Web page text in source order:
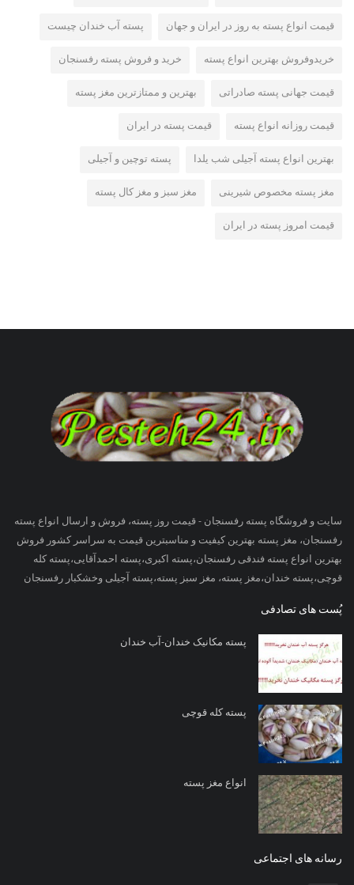
قیمت انواع پسته به روز در ایران و جهان پسته آب خندان چیست
خریدوفروش بهترین انواع پسته خرید و فروش پسته رفسنجان
قیمت جهانی پسته صادراتی بهترین و ممتازترین مغز پسته
قیمت روزانه انواع پسته قیمت پسته در ایران
بهترین انواع پسته آجیلی شب یلدا پسته توچین و آجیلی
مغز پسته مخصوص شیرینی مغز سبز و مغز کال پسته
قیمت امروز پسته در ایران
سایت و فروشگاه پسته رفسنجان - قیمت روز پسته، فروش و ارسال انواع پسته
رفسنجان، مغز پسته بهترین کیفیت و مناسبترین قیمت به سراسر کشور فروش
بهترین انواع پسته فندقی رفسنجان،پسته اکبری،پسته احمدآقایی،پسته کله
قوچی،پسته خندان،مغز پسته، مغز سبز پسته،پسته آجیلی وخشکبار رفسنجان
پُست های تصادفی
پسته مکانیک خندان-آب خندان
پسته کله قوچی
انواع مغز پسته
رسانه های اجتماعی